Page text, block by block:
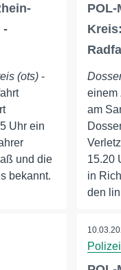
-
(ots)-
Uhr ein
und die
bekannt.
einem
am
15.20
in
den